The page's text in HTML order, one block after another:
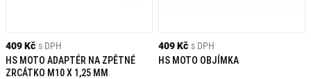
409 Kč s DPH
HS MOTO ADAPTÉR NA ZPĚTNÉ
ZRCÁTKO M10 X 1,25 MM
409 Kč s DPH
HS MOTO OBJÍMKA